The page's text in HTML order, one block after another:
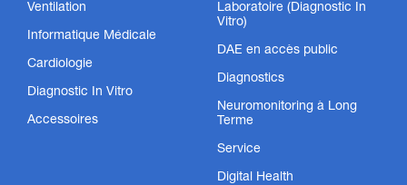
Capteurs SpO₂
Nous n’avons pas respecté la norme, nous l’avons
Ventilation
Informatique Médicale
Cardiologie
Diagnostic In Vitro
Accessoires
Laboratoire (Diagnostic In
Vitro)
DAE en accès public
Diagnostics
Neuromonitoring à Long
Terme
Service
Digital Health